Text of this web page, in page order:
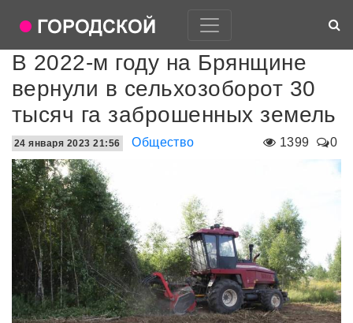
В 2022-м году на Брянщине
вернули в сельхозоборот 30
тысяч га заброшенных земель
1399 0
24 января 2023 21:56 Общество